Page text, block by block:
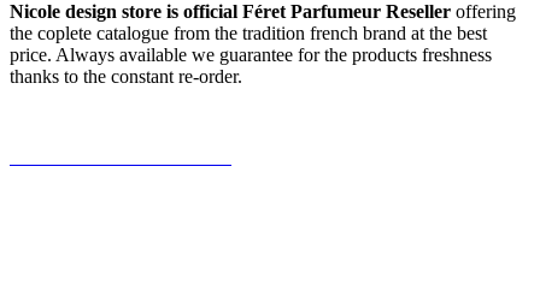
Nicole design store is official Féret Parfumeur Reseller offering
the coplete catalogue from the tradition french brand at the best
price. Always available we guarantee for the products freshness
thanks to the constant re-order.